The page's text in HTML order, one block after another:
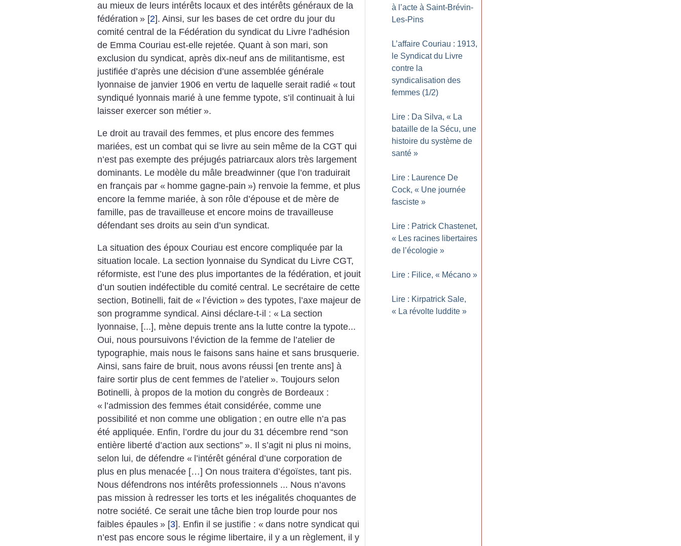
au mieux de leurs intérêts locaux et des intérêts généraux de la
fédération » [2]. Ainsi, sur les bases de cet ordre du jour du
comité central de la Fédération du syndicat du Livre l’adhésion
de Emma Couriau est-elle rejetée. Quant à son mari, son
exclusion du syndicat, après dix-neuf ans de militantisme, est
justifiée d’après une décision d’une assemblée générale
lyonnaise de janvier 1906 en vertu de laquelle serait radié « tout
syndiqué lyonnais marié à une femme typote, s’il continuait à lui
laisser exercer son métier ».
Le droit au travail des femmes, et plus encore des femmes
mariées, est un combat qui se livre au sein même de la CGT qui
n’est pas exempte des préjugés patriarcaux alors très largement
dominants. Le modèle du mâle breadwinner (que l’on traduirait
en français par « homme gagne-pain ») renvoie la femme, et plus
encore la femme mariée, à son rôle d’épouse et de mère de
famille, pas de travailleuse et encore moins de travailleuse
défendant ses droits au sein d’un syndicat.
La situation des époux Couriau est encore compliquée par la
situation locale. La section lyonnaise du Syndicat du Livre CGT,
réformiste, est l’une des plus importantes de la fédération, et jouit
d’un soutien indéfectible du comité central. Le secrétaire de cette
section, Botinelli, fait de « l’éviction » des typotes, l’axe majeur de
son programme syndical. Ainsi déclare-t-il : « La section
lyonnaise, [...], mène depuis trente ans la lutte contre la typote...
Oui, nous poursuivons l’éviction de la femme de l’atelier de
typographie, mais nous le faisons sans haine et sans brusquerie.
Ainsi, sans faire de bruit, nous avons réussi [en trente ans] à
faire sortir plus de cent femmes de l’atelier ». Toujours selon
Botinelli, à propos de la motion du congrès de Bordeaux :
« l’admission des femmes était considérée, comme une
possibilité et non comme une obligation ; en outre elle n’a pas
été appliquée. Enfin, l’ordre du jour du 31 décembre rend “son
entière liberté d’action aux sections” ». Il s’agit ni plus ni moins,
selon lui, de défendre « l’intérêt général d’une corporation de
plus en plus menacée […] On nous traitera d’égoïstes, tant pis.
Nous défendrons nos intérêts professionnels ... Nous n’avons
pas mission à redresser les torts et les inégalités choquantes de
notre société. Ce serait une tâche bien trop lourde pour nos
faibles épaules » [3]. Enfin il se justifie : « dans notre syndicat qui
n’est pas encore sous le régime libertaire, il y a un règlement, il y
à l’acte à Saint-Brévin-
Les-Pins
L’affaire Couriau : 1913,
le Syndicat du Livre
contre la
syndicalisation des
femmes (1/2)
Lire : Da Silva, « La
bataille de la Sécu, une
histoire du système de
santé »
Lire : Laurence De
Cock, « Une journée
fasciste »
Lire : Patrick Chastenet,
« Les racines libertaires
de l’écologie »
Lire : Filice, « Mécano »
Lire : Kirpatrick Sale,
« La révolte luddite »